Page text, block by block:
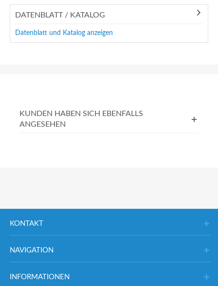
DATENBLATT / KATALOG
Datenblatt und Katalog anzeigen
KUNDEN HABEN SICH EBENFALLS
ANGESEHEN
KONTAKT
NAVIGATION
INFORMATIONEN